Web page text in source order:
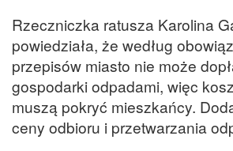
Rzeczniczka ratusza Karolina
powiedziała, że według
przepisów miasto nie może
gospodarki odpadami, więc
muszą pokryć mieszkańcy.
ceny odbioru i przetwarzania